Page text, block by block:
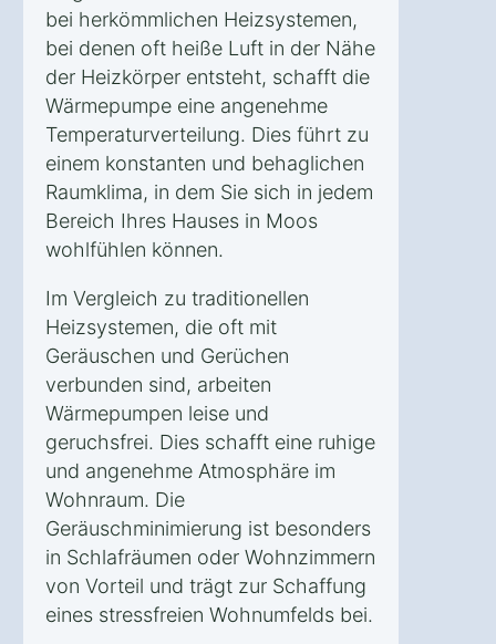
bei herkömmlichen Heizsystemen,
bei denen oft heiße Luft in der Nähe
der Heizkörper entsteht, schafft die
Wärmepumpe eine angenehme
Temperaturverteilung. Dies führt zu
einem konstanten und behaglichen
Raumklima, in dem Sie sich in jedem
Bereich Ihres Hauses in Moos
wohlfühlen können.
Im Vergleich zu traditionellen
Heizsystemen, die oft mit
Geräuschen und Gerüchen
verbunden sind, arbeiten
Wärmepumpen leise und
geruchsfrei. Dies schafft eine ruhige
und angenehme Atmosphäre im
Wohnraum. Die
Geräuschminimierung ist besonders
in Schlafräumen oder Wohnzimmern
von Vorteil und trägt zur Schaffung
eines stressfreien Wohnumfelds bei.